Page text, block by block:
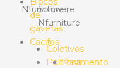
de
gavetas
Cacifos
Nfurniture
Coletivos
Poltrona
Software
Nfurniture
Pavimento